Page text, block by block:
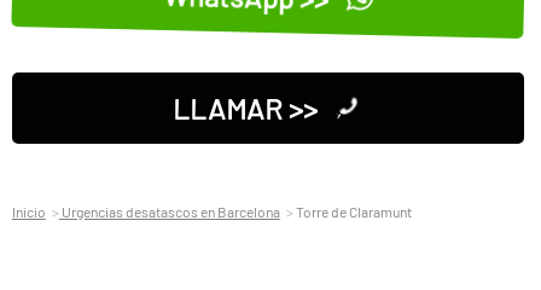
LLAMAR >>
Inicio Urgencias desatascos en Barcelona Torre de Claramunt